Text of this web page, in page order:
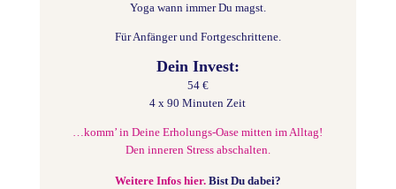
Yoga wann immer Du magst.
Für Anfänger und Fortgeschrittene.
Dein Invest:
54 €
4 x 90 Minuten Zeit
…komm’ in Deine Erholungs-Oase mitten im Alltag!
Den inneren Stress abschalten.
Weitere Infos hier. Bist Du dabei?